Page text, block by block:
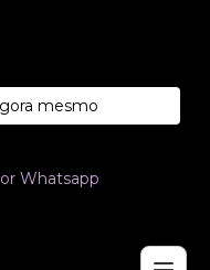
mesmo
Whatsapp